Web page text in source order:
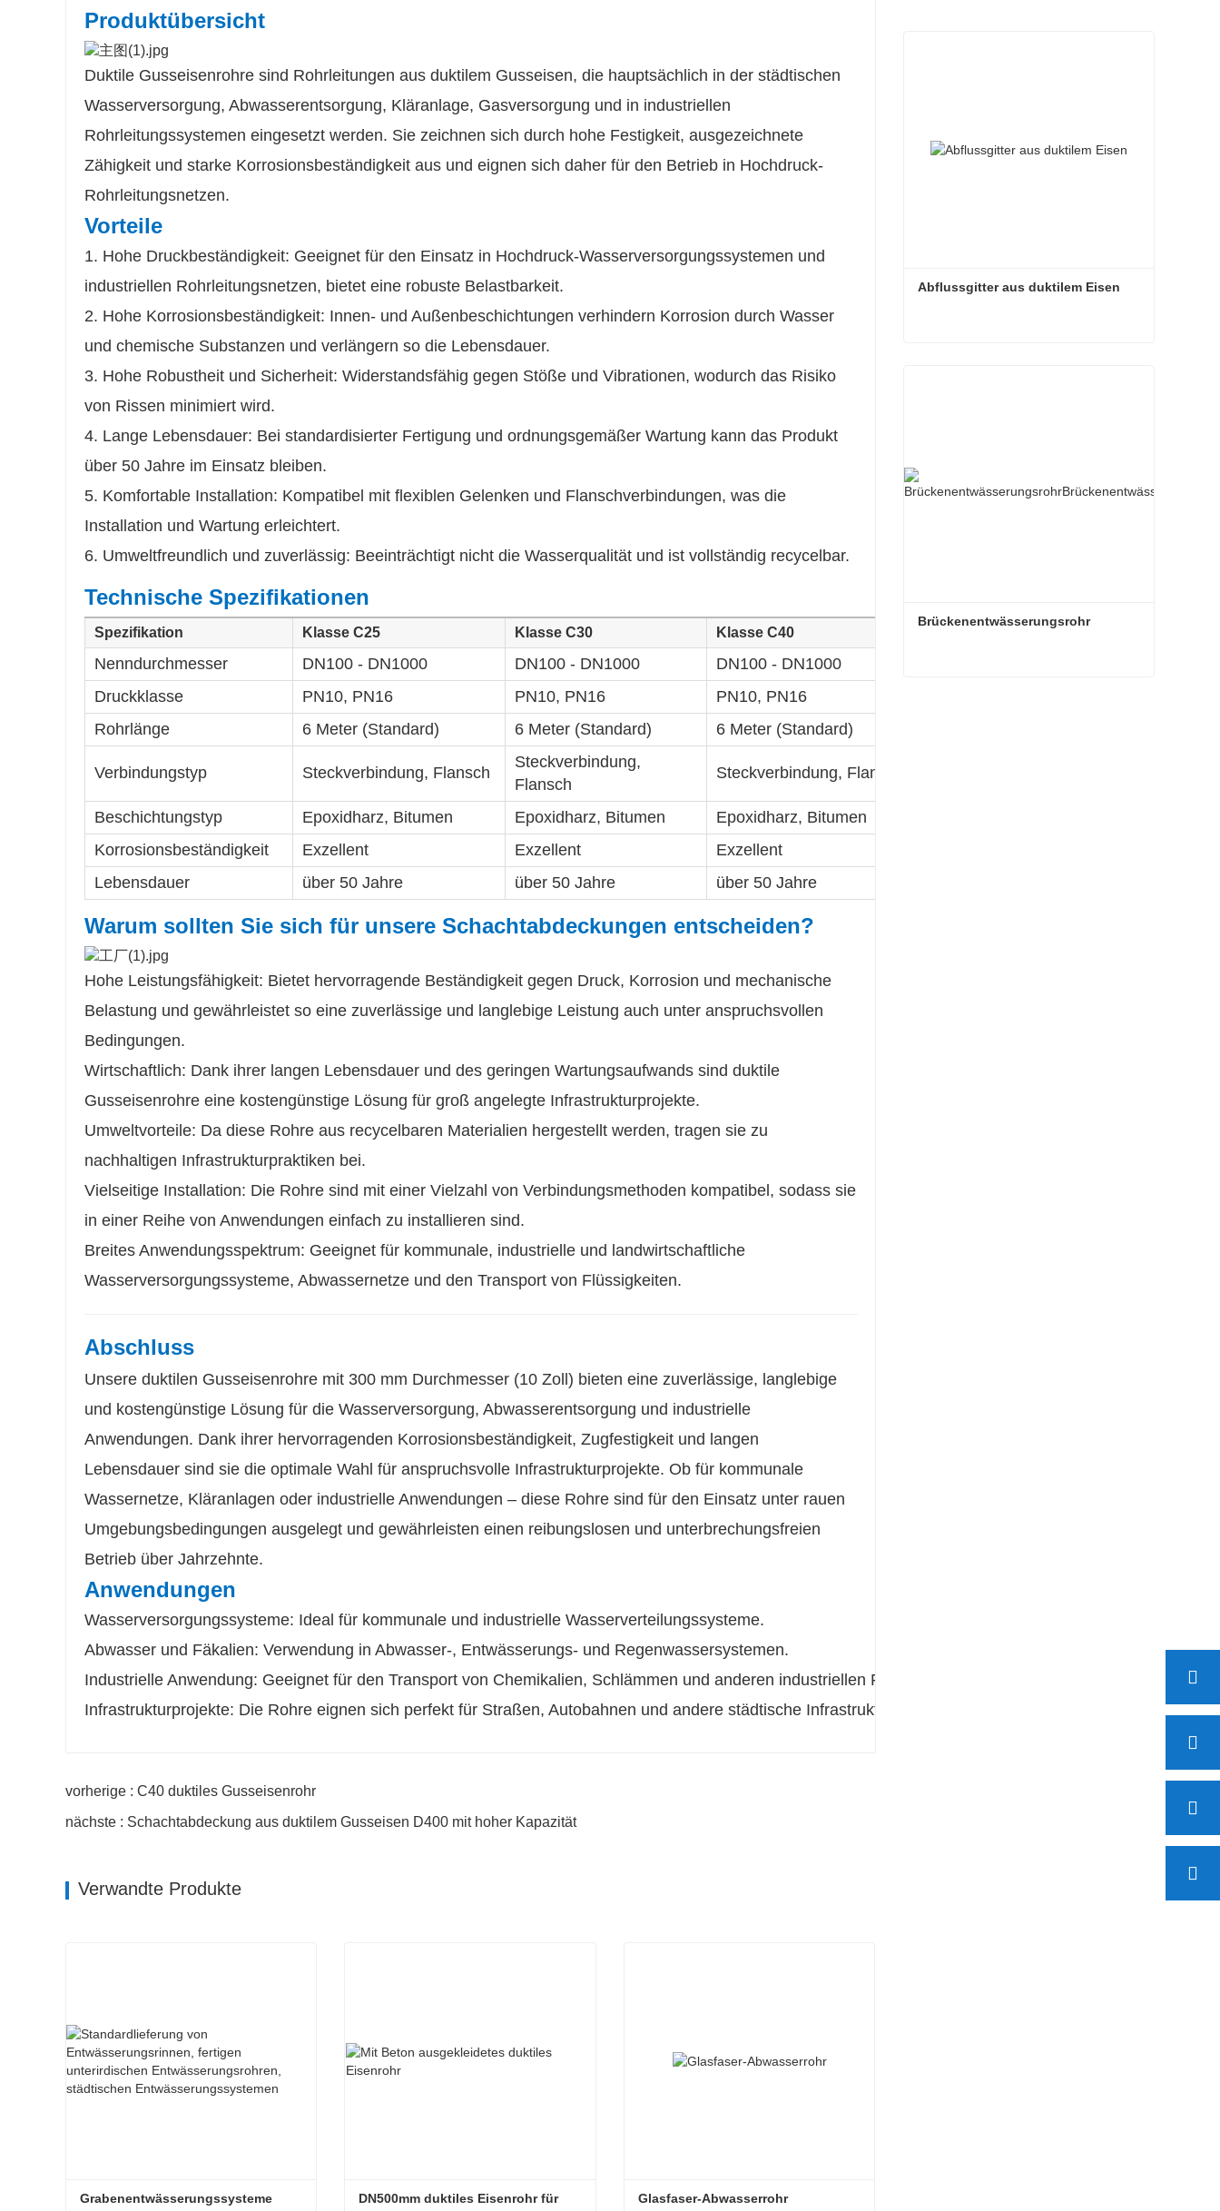
Produktübersicht
Duktile Gusseisenrohre sind Rohrleitungen aus duktilem Gusseisen, die hauptsächlich in der städtischen
Wasserversorgung, Abwasserentsorgung, Kläranlage, Gasversorgung und in industriellen
Rohrleitungssystemen eingesetzt werden. Sie zeichnen sich durch hohe Festigkeit, ausgezeichnete
Zähigkeit und starke Korrosionsbeständigkeit aus und eignen sich daher für den Betrieb in Hochdruck-
Rohrleitungsnetzen.
Vorteile
1. Hohe Druckbeständigkeit: Geeignet für den Einsatz in Hochdruck-Wasserversorgungssystemen und
industriellen Rohrleitungsnetzen, bietet eine robuste Belastbarkeit.
2. Hohe Korrosionsbeständigkeit: Innen- und Außenbeschichtungen verhindern Korrosion durch Wasser
und chemische Substanzen und verlängern so die Lebensdauer.
3. Hohe Robustheit und Sicherheit: Widerstandsfähig gegen Stöße und Vibrationen, wodurch das Risiko
von Rissen minimiert wird.
4. Lange Lebensdauer: Bei standardisierter Fertigung und ordnungsgemäßer Wartung kann das Produkt
über 50 Jahre im Einsatz bleiben.
5. Komfortable Installation: Kompatibel mit flexiblen Gelenken und Flanschverbindungen, was die
Installation und Wartung erleichtert.
6. Umweltfreundlich und zuverlässig: Beeinträchtigt nicht die Wasserqualität und ist vollständig recycelbar.
Technische Spezifikationen
Spezifikation Klasse C25 Klasse C30 Klasse C40
Nenndurchmesser DN100 - DN1000 DN100 - DN1000
DN100 - DN1000
Druckklasse
PN10, PN16 PN10, PN16
PN10, PN16
Rohrlänge
6 Meter (Standard) 6 Meter (Standard) 6 Meter (Standard)
Verbindungstyp Steckverbindung, Flansch
Steckverbindung,
Flansch
Steckverbindung, Flansch
Beschichtungstyp Epoxidharz, Bitumen Epoxidharz, Bitumen
Epoxidharz, Bitumen
Korrosionsbeständigkeit
Exzellent Exzellent
Exzellent
Lebensdauer
über 50 Jahre über 50 Jahre über 50 Jahre
Warum sollten Sie sich für unsere Schachtabdeckungen entscheiden?
Hohe Leistungsfähigkeit: Bietet hervorragende Beständigkeit gegen Druck, Korrosion und mechanische
Belastung und gewährleistet so eine zuverlässige und langlebige Leistung auch unter anspruchsvollen
Bedingungen.
Wirtschaftlich: Dank ihrer langen Lebensdauer und des geringen Wartungsaufwands sind duktile
Gusseisenrohre eine kostengünstige Lösung für groß angelegte Infrastrukturprojekte.
Umweltvorteile: Da diese Rohre aus recycelbaren Materialien hergestellt werden, tragen sie zu
nachhaltigen Infrastrukturpraktiken bei.
Vielseitige Installation: Die Rohre sind mit einer Vielzahl von Verbindungsmethoden kompatibel, sodass sie
in einer Reihe von Anwendungen einfach zu installieren sind.
Breites Anwendungsspektrum: Geeignet für kommunale, industrielle und landwirtschaftliche
Wasserversorgungssysteme, Abwassernetze und den Transport von Flüssigkeiten.
Abschluss
Unsere duktilen Gusseisenrohre mit 300 mm Durchmesser (10 Zoll) bieten eine zuverlässige, langlebige
und kostengünstige Lösung für die Wasserversorgung, Abwasserentsorgung und industrielle
Anwendungen. Dank ihrer hervorragenden Korrosionsbeständigkeit, Zugfestigkeit und langen
Lebensdauer sind sie die optimale Wahl für anspruchsvolle Infrastrukturprojekte. Ob für kommunale
Wassernetze, Kläranlagen oder industrielle Anwendungen – diese Rohre sind für den Einsatz unter rauen
Umgebungsbedingungen ausgelegt und gewährleisten einen reibungslosen und unterbrechungsfreien
Betrieb über Jahrzehnte.
Anwendungen
Wasserversorgungssysteme: Ideal für kommunale und industrielle Wasserverteilungssysteme.
Abwasser und Fäkalien: Verwendung in Abwasser-, Entwässerungs- und Regenwassersystemen.
Industrielle Anwendung: Geeignet für den Transport von Chemikalien, Schlämmen und anderen industriellen Flüssigkeiten.
Infrastrukturprojekte: Die Rohre eignen sich perfekt für Straßen, Autobahnen und andere städtische Infrastrukturprojekte.
vorherige : C40 duktiles Gusseisenrohr
nächste : Schachtabdeckung aus duktilem Gusseisen D400 mit hoher Kapazität
Verwandte Produkte
Grabenentwässerungssysteme
DN500mm duktiles Eisenrohr für
Glasfaser-Abwasserrohr
Abflussgitter aus duktilem Eisen
Brückenentwässerungsrohr